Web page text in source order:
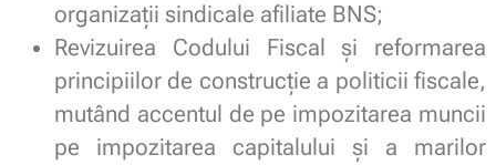
organizații sindicale afiliate BNS;
Revizuirea Codului Fiscal și reformarea
principiilor de construcție a politicii fiscale,
mutând accentul de pe impozitarea muncii
pe impozitarea capitalului și a marilor